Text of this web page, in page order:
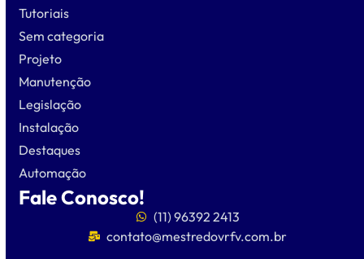
Tutoriais
Sem categoria
Projeto
Manutenção
Legislação
Instalação
Destaques
Automação
Fale Conosco!
(11) 96392 2413
contato@mestredovrfv.com.br